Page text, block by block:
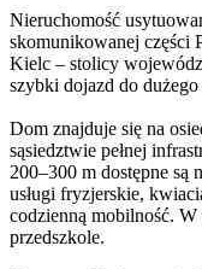
Nieruchomość
skomunikowanej części
Kielc – stolicy
szybki dojazd do
Dom znajduje się na
sąsiedztwie pełnej
200–300 m dostępne są
usługi fryzjerskie,
codzienną mobilność. W
przedszkole.